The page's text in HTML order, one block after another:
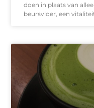
doen in plaats van
beursvloer, een